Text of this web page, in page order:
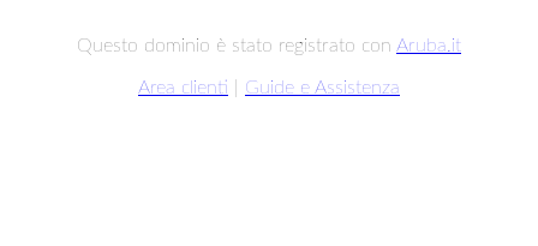
Questo dominio è stato registrato con Aruba.it
Area clienti Guide e Assistenza